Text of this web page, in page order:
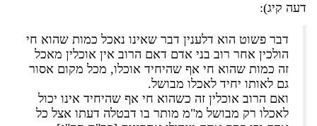
דעה קיג):
דבר פשוט הוא דלענין דבר שאינו נאכל כמות שהוא חי
הולכין אחר רוב בני אדם דאם הרוב אין אוכלין מאכל
זה כמות שהוא חי אף שהיחיד אוכלו, מכל מקום אסור
גם לאותו יחיד לאכלו מבושל.
ואם הרוב אוכלין זה כשהוא חי אף שהיחיד אינו יכול
לאכלו רק מבושל מ"מ מותר בו דבטלה דעתו אצל כל